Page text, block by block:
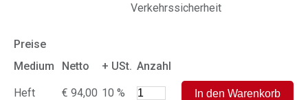
Verkehrssicherheit
Preise
Medium
Netto + USt. Anzahl
Heft € 94,00 10 %